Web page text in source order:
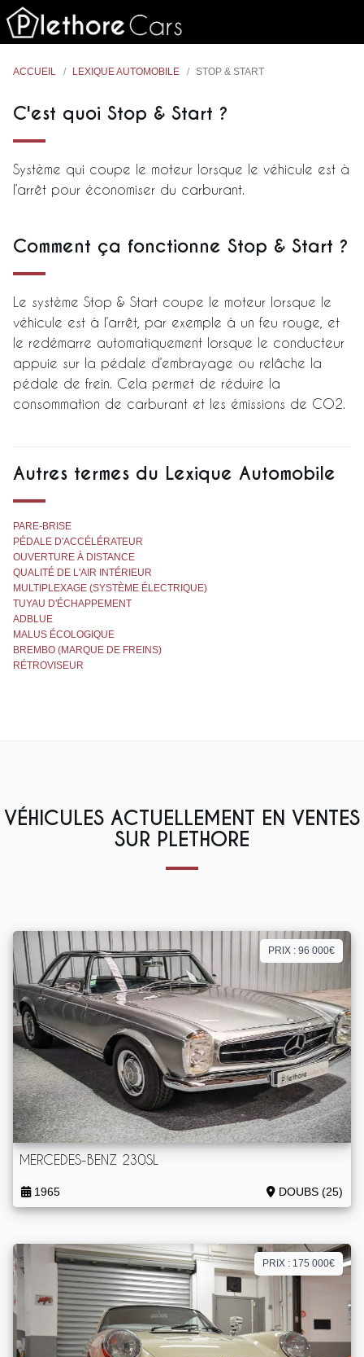
ACCUEIL LEXIQUE AUTOMOBILE STOP & START
C'est quoi Stop & Start ?
Système qui coupe le moteur lorsque le véhicule est à
l’arrêt pour économiser du carburant.
Comment ça fonctionne Stop & Start ?
Le système Stop & Start coupe le moteur lorsque le
véhicule est à l’arrêt, par exemple à un feu rouge, et
le redémarre automatiquement lorsque le conducteur
appuie sur la pédale d’embrayage ou relâche la
pédale de frein. Cela permet de réduire la
consommation de carburant et les émissions de CO2.
Autres termes du Lexique Automobile
PARE-BRISE
PÉDALE D'ACCÉLÉRATEUR
OUVERTURE À DISTANCE
QUALITÉ DE L'AIR INTÉRIEUR
MULTIPLEXAGE (SYSTÈME ÉLECTRIQUE)
TUYAU D'ÉCHAPPEMENT
ADBLUE
MALUS ÉCOLOGIQUE
BREMBO (MARQUE DE FREINS)
RÉTROVISEUR
VÉHICULES ACTUELLEMENT EN VENTES
SUR PLETHORE
PRIX : 96 000€
MERCEDES-BENZ 230SL
1965 DOUBS (25)
PRIX : 175 000€